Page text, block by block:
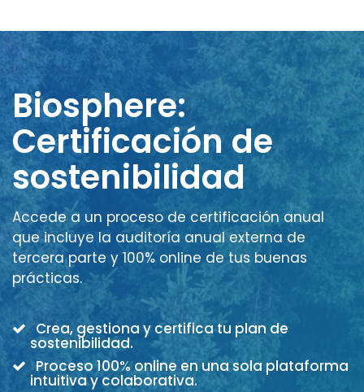
Biosphere:
Certificación de
sostenibilidad
Accede a un proceso de certificación anual
que incluye la auditoría anual externa de
tercera parte y 100% online de tus buenas
prácticas.
Crea, gestiona y certifica tu plan de
sostenibilidad.
Proceso 100% online en una sola plataforma
intuitiva y colaborativa.